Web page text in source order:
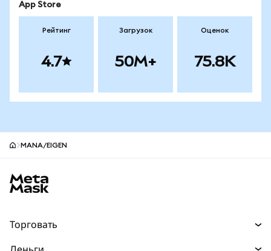
App Store
Рейтинг
4.7
Загрузок
50M+
Оценок
75.8K
MANA/EIGEN
Торговать